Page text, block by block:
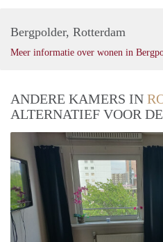
Bergpolder, Rotterdam
Meer informatie over wonen in
ANDERE KAMERS IN
ALTERNATIEF VOOR